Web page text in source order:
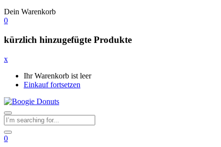
Dein Warenkorb
0
kürzlich hinzugefügte Produkte
x
Ihr Warenkorb ist leer
Einkauf fortsetzen
0